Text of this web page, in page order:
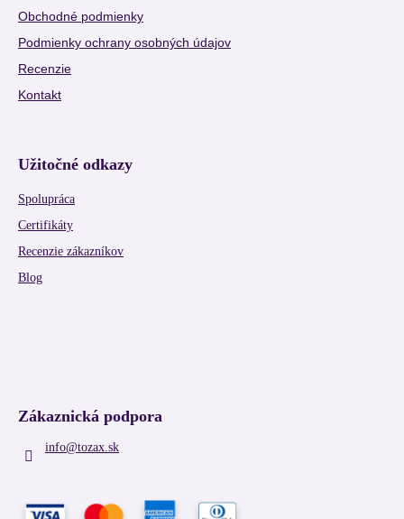
Obchodné podmienky
Podmienky ochrany osobných údajov
Recenzie
Kontakt
Užitočné odkazy
Spolupráca
Certifikáty
Recenzie zákazníkov
Blog
Zákaznická podpora
info@tozax.sk